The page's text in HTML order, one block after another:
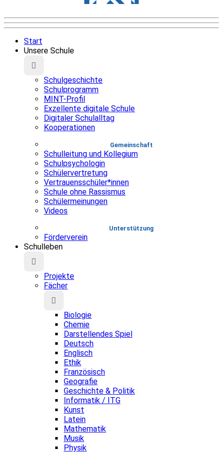
Start
Unsere Schule
Schulgeschichte
Schulprogramm
MINT-Profil
Exzellente digitale Schule
Digitaler Schulalltag
Kooperationen
Gemeinschaft
Schulleitung und Kollegium
Schulpsychologin
Schülervertretung
Vertrauensschüler*innen
Schule ohne Rassismus
Schülermeinungen
Videos
Unterstützung
Förderverein
Schulleben
Projekte
Fächer
Biologie
Chemie
Darstellendes Spiel
Deutsch
Englisch
Ethik
Französisch
Geografie
Geschichte & Politik
Informatik / ITG
Kunst
Latein
Mathematik
Musik
Physik